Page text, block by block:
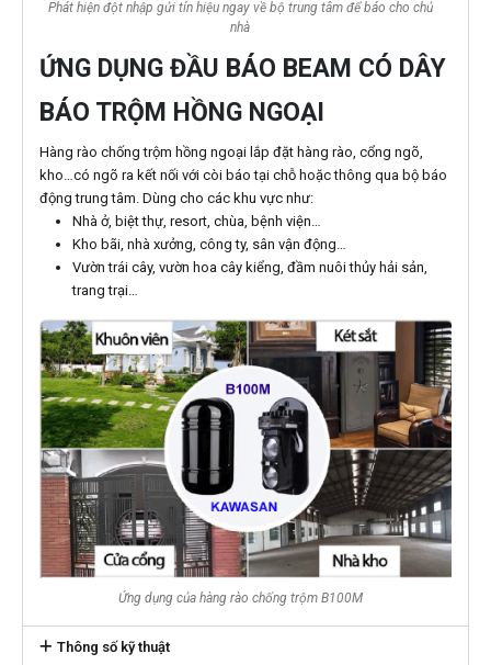
Phát hiện đột nhập gửi tín hiệu ngay về bộ trung tâm để báo cho chủ
nhà
ỨNG DỤNG ĐẦU BÁO BEAM CÓ DÂY
BÁO TRỘM HỒNG NGOẠI
Hàng rào chống trộm hồng ngoại lắp đặt hàng rào, cổng ngõ,
kho…có ngõ ra kết nối với còi báo tại chỗ hoặc thông qua bộ báo
động trung tâm. Dùng cho các khu vực như:
Nhà ở, biệt thự, resort, chùa, bệnh viện…
Kho bãi, nhà xưởng, công ty, sân vận động…
Vườn trái cây, vườn hoa cây kiểng, đầm nuôi thủy hải sản,
trang trại…
Ứng dụng của hàng rào chống trộm B100M
Thông số kỹ thuật